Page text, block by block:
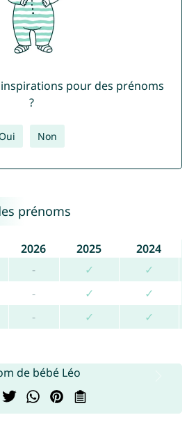
pour des prénoms
?
Non
prénoms
2026 2025
2024
- ✓
✓
- ✓
✓
- ✓ ✓